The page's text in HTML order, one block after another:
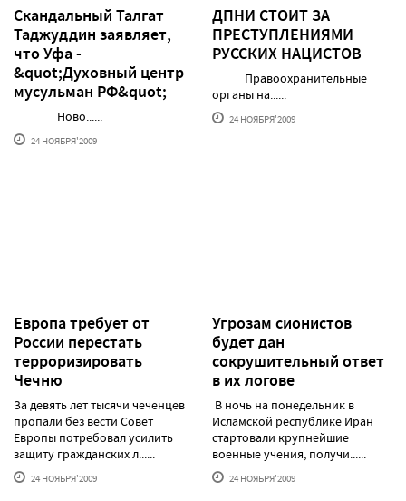
Скандальный Талгат
Таджуддин заявляет,
что Уфа -
&quot;Духовный центр
мусульман РФ&quot;
Ново......
24 НОЯБРЯ'2009
ДПНИ СТОИТ ЗА
ПРЕСТУПЛЕНИЯМИ
РУССКИХ НАЦИСТОВ
Правоохранительные
органы на......
24 НОЯБРЯ'2009
Европа требует от
России перестать
терроризировать
Чечню
За девять лет тысячи чеченцев
пропали без вести Совет
Европы потребовал усилить
защиту гражданских л......
24 НОЯБРЯ'2009
Угрозам сионистов
будет дан
сокрушительный ответ
в их логове
В ночь на понедельник в
Исламской республике Иран
стартовали крупнейшие
военные учения, получи......
24 НОЯБРЯ'2009